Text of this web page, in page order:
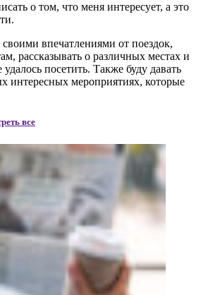
о том, что меня интересует, а это
впечатлениями от поездок,
рассказывать о различных местах и
посетить. Также буду давать
интересных мероприятиях, которые
все